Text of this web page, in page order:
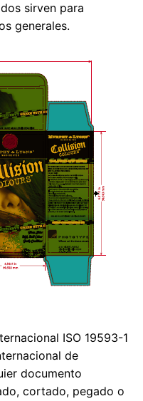
sirven para
generales.
ISO 19593-1
de
documento
cortado, pegado o